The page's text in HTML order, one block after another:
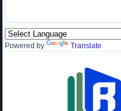
Powered by Translate